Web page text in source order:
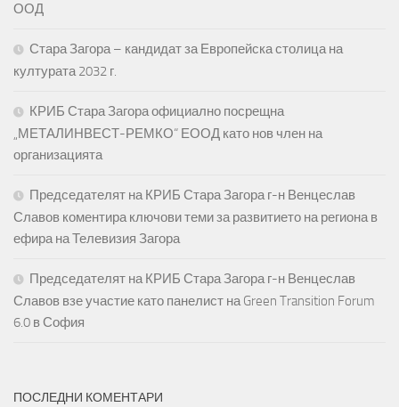
ООД
Стара Загора – кандидат за Европейска столица на
културата 2032 г.
КРИБ Стара Загора официално посрещна
„МЕТАЛИНВЕСТ-РЕМКО“ ЕООД като нов член на
организацията
Председателят на КРИБ Стара Загора г-н Венцеслав
Славов коментира ключови теми за развитието на региона в
ефира на Телевизия Загора
Председателят на КРИБ Стара Загора г-н Венцеслав
Славов взе участие като панелист на Green Transition Forum
6.0 в София
ПОСЛЕДНИ КОМЕНТАРИ